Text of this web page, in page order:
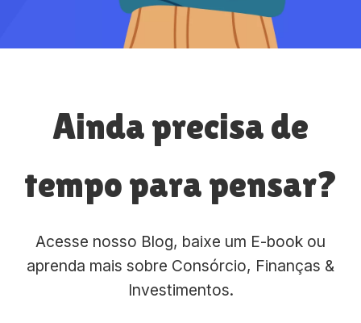
Ainda precisa de
tempo para pensar?
Acesse nosso Blog, baixe um E-book ou
aprenda mais sobre Consórcio, Finanças &
Investimentos.